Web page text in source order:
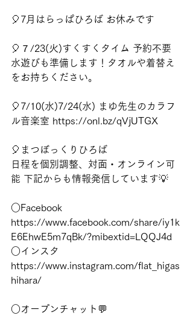
🎈7月はらっぱひろば お休みです
🎈７/23(火)すくすくタイム 予約不要
水遊びも準備します！タオルや着替え
をお持ちください。
🎈7/10(水)7/24(水) まゆ先生のカラフ
ル音楽室 https://onl.bz/qVjUTGX
🎈まつぼっくりひろば
日程を個別調整、対面・オンライン可
能 下記からも情報発信しています💡
○Facebook
https://www.facebook.com/share/iy1k
E6EhwE5m7qBk/?mibextid=LQQJ4d
○インスタ
https://www.instagram.com/flat_higas
hihara/
○オープンチャット💬